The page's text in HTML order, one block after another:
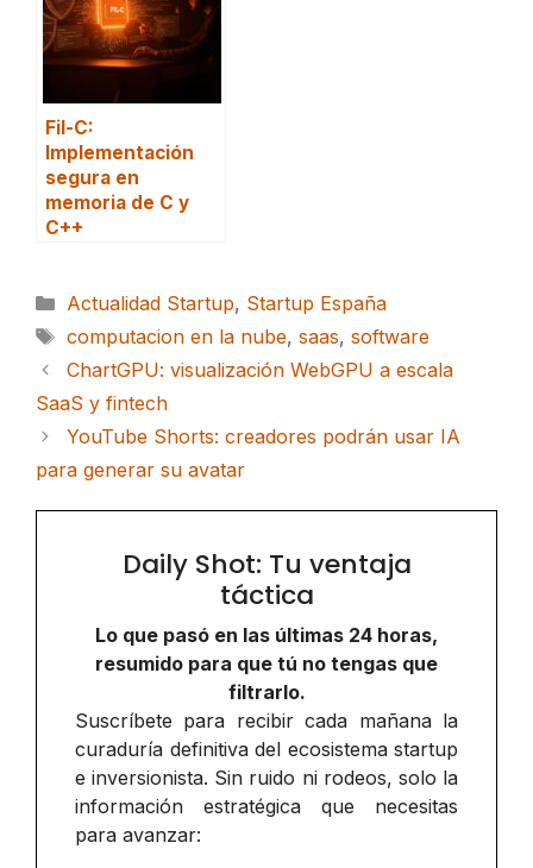
Fil-C:
Implementación
segura en
memoria de C y
C++
Categorías
Actualidad Startup, Startup España
Etiquetas
computacion en la nube, saas, software
ChartGPU: visualización WebGPU a escala
SaaS y fintech
YouTube Shorts: creadores podrán usar IA
para generar su avatar
Daily Shot: Tu ventaja
táctica
Lo que pasó en las últimas 24 horas,
resumido para que tú no tengas que
filtrarlo.
Suscríbete para recibir cada mañana la
curaduría definitiva del ecosistema startup
e inversionista. Sin ruido ni rodeos, solo la
información estratégica que necesitas
para avanzar: